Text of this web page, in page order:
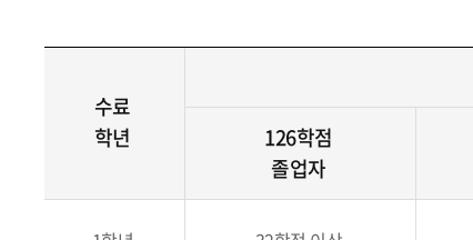
수료
학년
126학점
졸업자